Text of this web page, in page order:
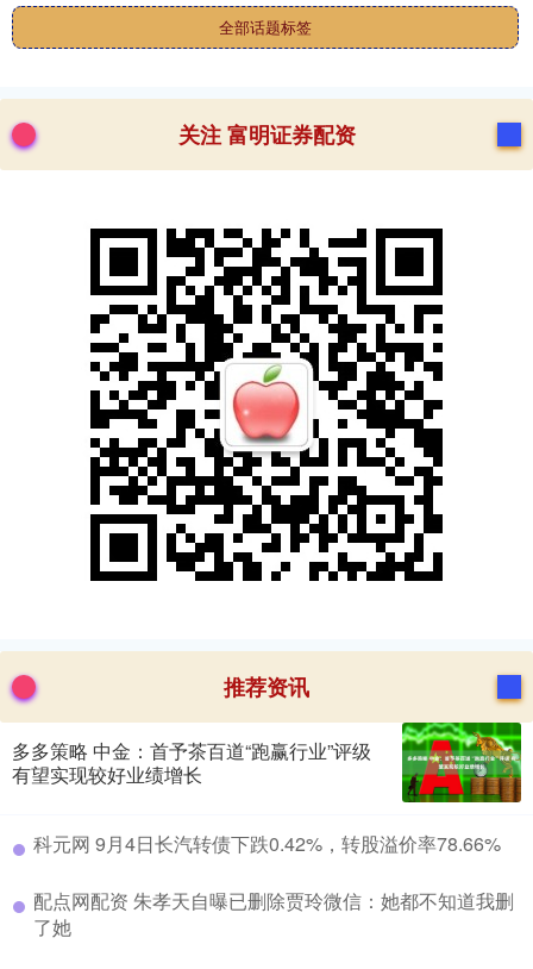
全部话题标签
关注 富明证券配资
推荐资讯
多多策略 中金：首予茶百道“跑赢行业”评级
有望实现较好业绩增长
​科元网 9月4日长汽转债下跌0.42%，转股溢价率78.66%
​配点网配资 朱孝天自曝已删除贾玲微信：她都不知道我删
了她